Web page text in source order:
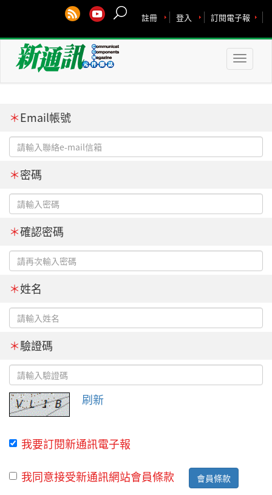
訂閱電子報
登入
註冊
Toggle
＊Email帳號
＊密碼
＊確認密碼
＊姓名
＊驗證碼
刷新
我要訂閱新通訊電子報
我同意接受新通訊網站會員條款
會員條款